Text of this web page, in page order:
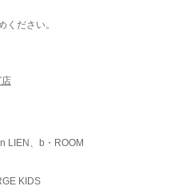
ください。
LIEN、b・ROOM
KIDS